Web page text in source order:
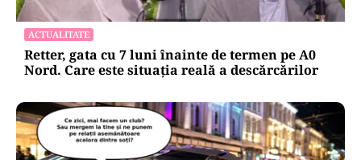
ACTUALITATE
Retter, gata cu 7 luni înainte de termen pe A0
Nord. Care este situația reală a descărcărilor